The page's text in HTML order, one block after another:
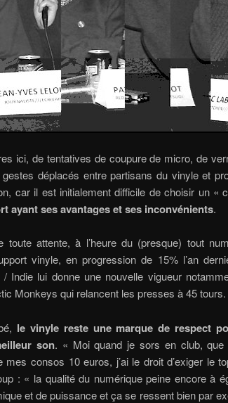
ici, de tentatives de coupure de micro, de
déplacés entre partisans du vinyle et
car il est initialement difficile de choisir un «
ayant ses avantages et ses inconvénients.
toute attente, à l’heure du (presque) tout
vinyle, en progression de 15% l’an
Indie lui donne une nouvelle vigueur
Monkeys qui relancent les presses à 45 tours.
le vinyle reste une marque de respect
son. « Moi quand je sors en club,
mes consos 10 euros, j’ai le droit d’exiger le
: « la qualité du numérique peine encore à
et de puissance et ça se ressent bien par